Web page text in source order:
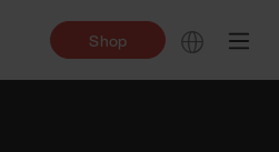
Shop